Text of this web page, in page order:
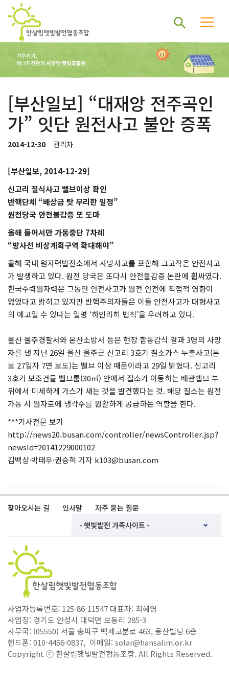
[부산일보] “대재앙 전주곡인
가” 잇단 원전사고 불안 증폭
2014-12-30 관리자
[부산일보, 2014-12-29]
신고리 질식사고 밸브이상 확인
반핵단체 “배상금 탓 무리한 일정”
원전당국 안전불감증 또 도마
올해 들어서만 가동중단 7차례
“방사선 비상계획구역 확대해야”
올해 국내 원자력발전소에서 사망사고를 포함해 크고작은 안전사고
가 발생하고 있다. 원전 당국은 또다시 안전불감증 논란에 휩싸였다.
한국수력원자력은 그동안 안전사고가 원전 안전에 직접적 영향이
없었다고 밝히고 있지만 반핵주의자들은 이들 안전사고가 대형사고
의 예고일 수 있다는 일명 ‘하인리히 법칙’을 우려하고 있다.
울산 울주경찰서와 온산소방서 등은 현장 합동감식 결과 3명의 사망
자를 낸 지난 26일 울산 울주군 신고리 3호기 질소가스 누출사고(본
보 27일자 7면 보도)는 밸브 이상 때문이라고 29일 밝혔다. 신고리
3호기 보조건물 밸브룸(30㎡) 안에서 질소가 이동하는 배관밸브 부
위에서 미세하게 가스가 새는 것을 발견했다는 것. 해당 질소는 원전
가동 시 원자로에 냉각수를 원활하게 공급하는 역할을 한다.
***기사전문 보기
http://news20.busan.com/controller/newsController.jsp?
newsId=20141229000102
김백상·박태우·권승혁 기자 k103@busan.com
찾아오시는 길 인사말 자주 묻는 질문
사업자등록번호: 125-86-11547 대표자: 최혜영
사업장: 경기도 안성시 대덕면 보동리 285-3
사무국: (05550) 서울 송파구 백제고분로 463, 웅산빌딩 6층
핸드폰: 010-4456-0837, 이메일: solar@hansalim.or.kr
Copyright ⓒ 한살림햇빛발전협동조합. All Rights Reserved.